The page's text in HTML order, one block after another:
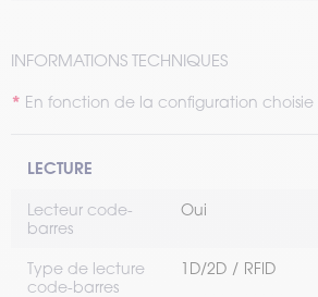
INFORMATIONS TECHNIQUES
En fonction de la configuration choisie
LECTURE
Lecteur code-
barres
Oui
Type de lecture
code-barres
1D/2D RFID